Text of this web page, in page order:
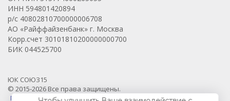
ИНН 594801420894
р/с 40802810700000006708
АО «Райффайзенбанк» г. Москва
Корр.счет 30101810200000000700
БИК 044525700
ЮК СОЮЗ15
© 2015-2026 Все права защищены.
Продвижение проекта - Prodvigaem.pro